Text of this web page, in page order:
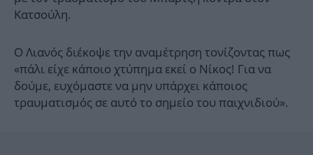
Κατσούλη.
Ο Λιανός διέκοψε την αναμέτρηση τονίζοντας πως
«πάλι είχε κάποιο χτύπημα εκεί ο Νίκος! Για να
δούμε, ευχόμαστε να μην υπάρχει κάποιος
τραυματισμός σε αυτό το σημείο του παιχνιδιού».